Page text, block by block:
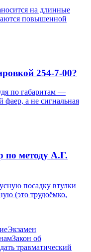
на длинные
повышенной
254-7-00?
по габаритам —
а не сигнальная
по методу А.Г.
посадку втулки
(это трудоёмко,
Экзамен
Закон об
травматический